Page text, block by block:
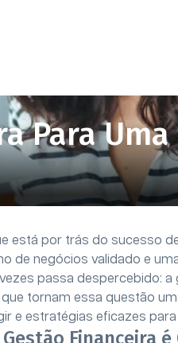
Para
está por trás do sucesso
de negócios validado e
passa despercebido: a
tornam essa questão
e estratégias eficazes
Financeira